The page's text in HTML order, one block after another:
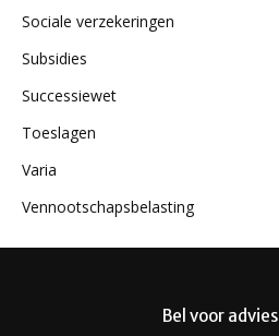
Sociale verzekeringen
Subsidies
Successiewet
Toeslagen
Varia
Vennootschapsbelasting
Bel voor advies